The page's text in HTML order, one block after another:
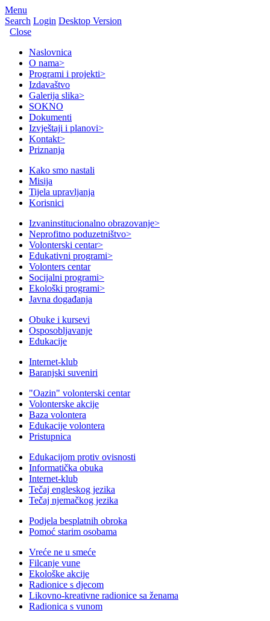
Menu
Search Login Desktop Version
Close
Naslovnica
O nama>
Programi i projekti>
Izdavaštvo
Galerija slika>
SOKNO
Dokumenti
Izvještaji i planovi>
Kontakt>
Priznanja
Kako smo nastali
Misija
Tijela upravljanja
Korisnici
Izvaninstitucionalno obrazovanje>
Neprofitno poduzetništvo>
Volonterski centar>
Edukativni programi>
Volonters centar
Socijalni programi>
Ekološki programi>
Javna događanja
Obuke i kursevi
Osposobljavanje
Edukacije
Internet-klub
Baranjski suveniri
"Oazin" volonterski centar
Volonterske akcije
Baza volontera
Edukacije volontera
Pristupnica
Edukacijom protiv ovisnosti
Informatička obuka
Internet-klub
Tečaj engleskog jezika
Tečaj njemačkog jezika
Podjela besplatnih obroka
Pomoć starim osobama
Vreće ne u smeće
Filcanje vune
Ekološke akcije
Radionice s djecom
Likovno-kreativne radionice sa ženama
Radionica s vunom